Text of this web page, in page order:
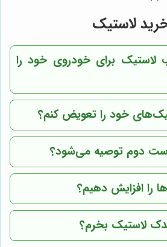
لاستیک
لاستیک برای خودروی خود را
خود را تعویض کنم؟
دوم توصیه می‌شود؟
را افزایش دهیم؟
لاستیک بخرم؟